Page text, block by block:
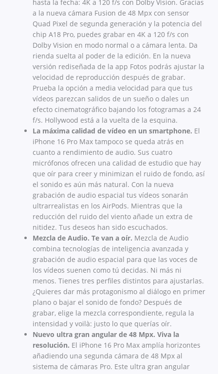
hasta la fecha: 4K a 120 f/s con Dolby Vision. Gracias
a la nueva cámara Fusion de 48 Mpx con sensor
Quad Pixel de segunda generación y la potencia del
chip A18 Pro, puedes grabar en 4K a 120 f/s con
Dolby Vision en modo normal o a cámara lenta. Da
rienda suelta al poder de la edición. En la nueva
versión rediseñada de la app Fotos podrás ajustar la
velocidad de reproducción después de grabar.
Prueba la opción a media velocidad para que tus
vídeos parezcan salidos de un sueño o dales un
efecto cinematográfico bajando los fotogramas a 24
f/s. Hollywood está a la vuelta de la esquina.
La máxima calidad de vídeo en un smartphone. El
iPhone 16 Pro Max tampoco se queda atrás en
cuanto a rendi­miento de audio. Sus cuatro
micrófonos ofrecen una calidad de estudio que hay
que oír para creer y minimizan el ruido de fondo, así
el sonido es aún más natural. Con la nueva
grabación de audio espacial tus vídeos sonarán
ultrarrealistas en los AirPods. Mientras que la
reducción del ruido del viento añade un extra de
nitidez. Tus deseos han sido escuchados.
Mezcla de Audio. Te van a oír. Mezcla de Audio
combina tecnologías de inteligencia avanzada y
grabación de audio espacial para que las voces de
los vídeos suenen como tú decidas. Ni más ni
menos. Tienes tres perfiles distintos para ajustarlas.
¿Quieres dar más protagonismo al diálogo en primer
plano o bajar el sonido de fondo? Después de
grabar, elige la mezcla correspondiente, regula la
intensidad y voilà: justo lo que querías oír.
Nuevo ultra gran angular de 48 Mpx. Viva la
resolución. El iPhone 16 Pro Max amplía horizontes
añadiendo una segunda cámara de 48 Mpx al
sistema de cámaras Pro. Este ultra gran angular